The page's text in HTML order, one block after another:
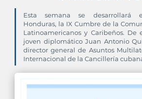
Esta semana se desarrollará
Honduras, la IX Cumbre de la
Latinoamericanos y Caribeños. De
joven diplomático Juan Antonio
director general de Asuntos
Internacional de la Cancillería